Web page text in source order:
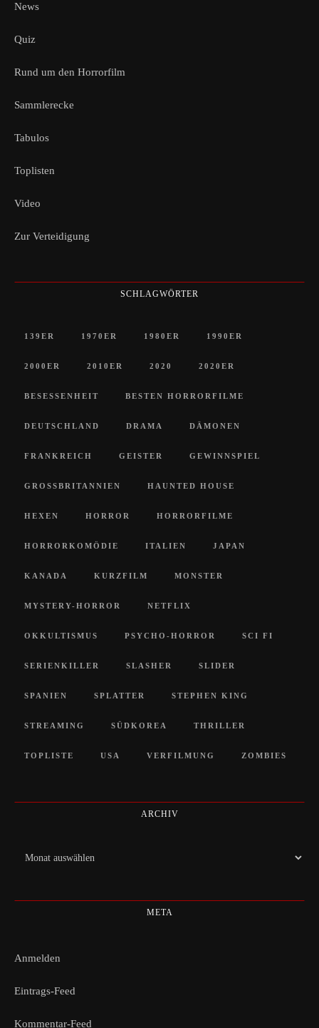
News
Quiz
Rund um den Horrorfilm
Sammlerecke
Tabulos
Toplisten
Video
Zur Verteidigung
SCHLAGWÖRTER
139ER 1970ER 1980ER 1990ER
2000ER 2010ER 2020 2020ER
BESESSENHEIT BESTEN HORRORFILME
DEUTSCHLAND DRAMA DÄMONEN
FRANKREICH GEISTER GEWINNSPIEL
GROSSBRITANNIEN HAUNTED HOUSE
HEXEN HORROR HORRORFILME
HORRORKOMÖDIE ITALIEN JAPAN
KANADA KURZFILM MONSTER
MYSTERY-HORROR NETFLIX
OKKULTISMUS PSYCHO-HORROR SCI FI
SERIENKILLER SLASHER SLIDER
SPANIEN SPLATTER STEPHEN KING
STREAMING SÜDKOREA THRILLER
TOPLISTE USA VERFILMUNG ZOMBIES
ARCHIV
Archiv
META
Anmelden
Eintrags-Feed
Kommentar-Feed